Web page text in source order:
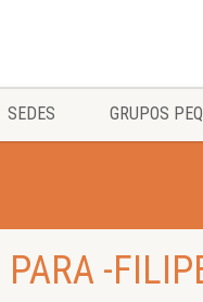
SEDES GRUPOS
-